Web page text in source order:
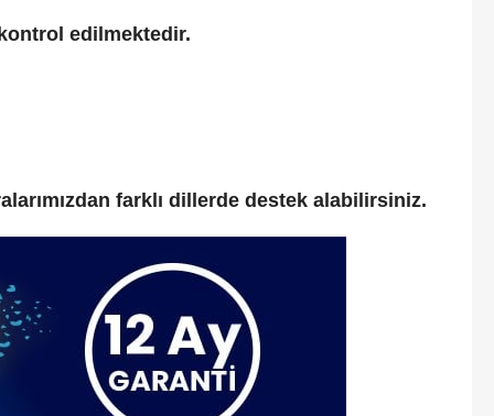
edilmektedir.
farklı dillerde destek alabilirsiniz.